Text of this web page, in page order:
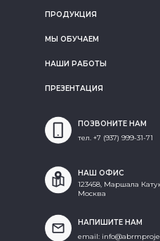
ПРОДУКЦИЯ
МЫ ОБУЧАЕМ
НАШИ РАБОТЫ
ПОЗВОНИТЕ НАМ
тел. +7 (937) 999-31-71
НАШ ОФИС
123458, Маршала
Москва
НАПИШИТЕ НАМ
email:
ПРЕЗЕНТАЦИЯ